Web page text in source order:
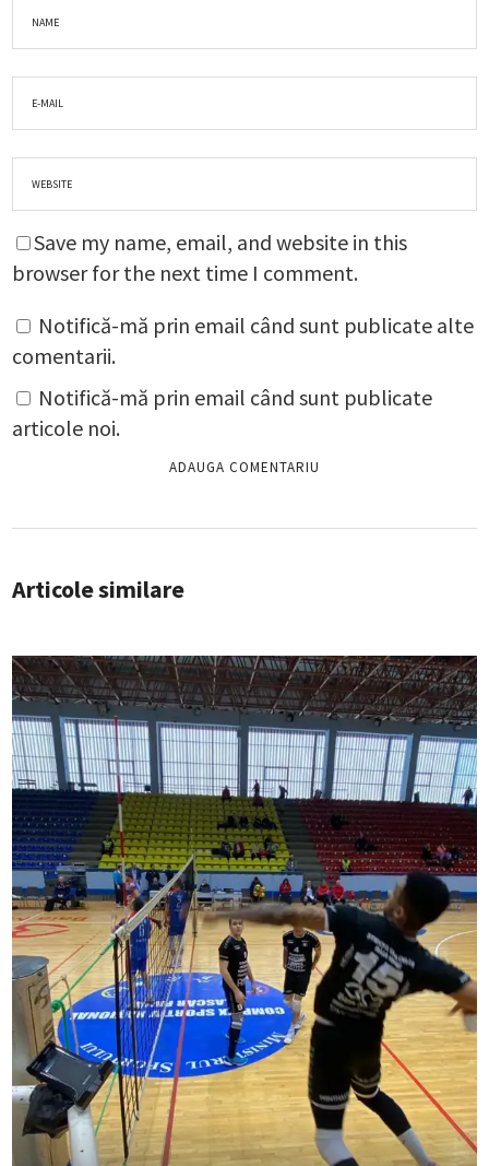
Save my name, email, and website in this
browser for the next time I comment.
Notifică-mă prin email când sunt publicate alte
comentarii.
Notifică-mă prin email când sunt publicate
articole noi.
Articole similare